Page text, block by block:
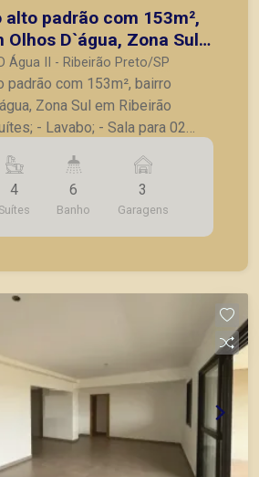
padrão com 153m²,
Olhos D`água, Zona Sul
SP.
Água II - Ribeirão Preto/SP
padrão com 153m², bairro
Zona Sul em Ribeirão
gourmet; - Cozinha; -
de serviço; - 03 vagas de
agilidade e segurança, em
imóveis prontos, usados ou
4 6
Banho
3
Garagens